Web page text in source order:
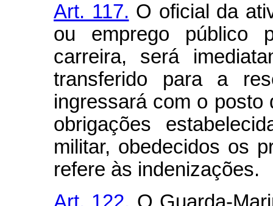
Art. 117. O oficial da
ou emprego público
carreira, será
transferido para a
ingressará com o
obrigações
militar, obedecidos os
refere às indenizações.